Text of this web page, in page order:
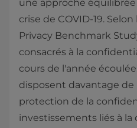
une approche
crise de COVID-19.
Privacy Benchmark
consacrés à la
cours de l'année
disposent davantage de
protection de la
investissements liés à